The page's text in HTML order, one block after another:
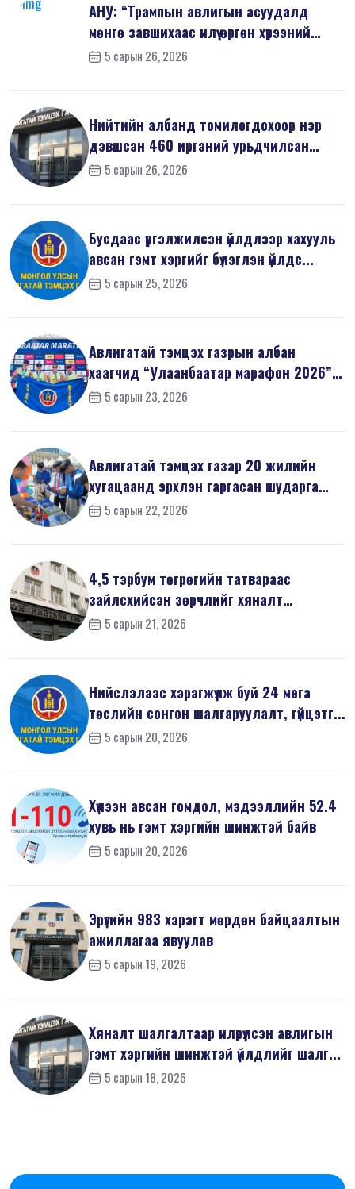
АНУ: “Трампын авлигын асуудалд
мөнгө завшихаас илүү өргөн хүрээний
шин...
5 сарын 26, 2026
Нийтийн албанд томилогдохоор нэр
дэвшсэн 460 иргэний урьдчилсан
мэдүүл...
5 сарын 26, 2026
Бусдаас үргэлжилсэн үйлдлээр хахууль
авсан гэмт хэргийг бүлэглэн үйлдс...
5 сарын 25, 2026
Авлигатай тэмцэх газрын албан
хаагчид “Улаанбаатар марафон 2026”-
д оро...
5 сарын 23, 2026
Авлигатай тэмцэх газар 20 жилийн
хугацаанд эрхлэн гаргасан шударга
ёсн...5 сарын 22, 2026
4,5 тэрбум төгрөгийн татвараас
зайлсхийсэн зөрчлийг хяналт
шалгалтаар ...
5 сарын 21, 2026
Нийслэлээс хэрэгжүүлж буй 24 мега
төслийн сонгон шалгаруулалт, гүйцэтг...
5 сарын 20, 2026
Хүлээн авсан гомдол, мэдээллийн 52.4
хувь нь гэмт хэргийн шинжтэй байв
5 сарын 20, 2026
Эрүүгийн 983 хэрэгт мөрдөн байцаалтын
ажиллагаа явуулав
5 сарын 19, 2026
Хяналт шалгалтаар илрүүлсэн авлигын
гэмт хэргийн шинжтэй үйлдлийг шалг...
5 сарын 18, 2026